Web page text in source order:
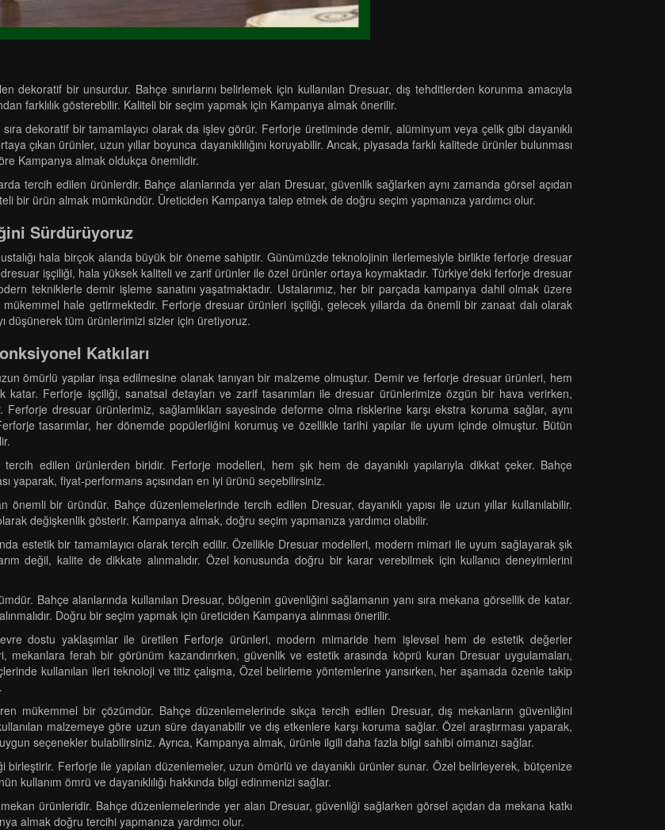
bir unsurdur. Bahçe sınırlarını belirlemek için kullanılan Dresuar, dış tehditlerden korunma amacıyla
farklılık gösterebilir. Kaliteli bir seçim yapmak için Kampanya almak önerilir.
dekoratif bir tamamlayıcı olarak da işlev görür. Ferforje üretiminde demir, alüminyum veya çelik gibi dayanıklı
çıkan ürünler, uzun yıllar boyunca dayanıklılığını koruyabilir. Ancak, piyasada farklı kalitede ürünler bulunması
Kampanya almak oldukça önemlidir.
tercih edilen ürünlerdir. Bahçe alanlarında yer alan Dresuar, güvenlik sağlarken aynı zamanda görsel açıdan
bir ürün almak mümkündür. Üreticiden Kampanya talep etmek de doğru seçim yapmanıza yardımcı olur.
Sürdürüyoruz
hala birçok alanda büyük bir öneme sahiptir. Günümüzde teknolojinin ilerlemesiyle birlikte ferforje dresuar
işçiliği, hala yüksek kaliteli ve zarif ürünler ile özel ürünler ortaya koymaktadır. Türkiye’deki ferforje dresuar
tekniklerle demir işleme sanatını yaşatmaktadır. Ustalarımız, her bir parçada kampanya dahil olmak üzere
hale getirmektedir. Ferforje dresuar ürünleri işçiliği, gelecek yıllarda da önemli bir zanaat dalı olarak
düşünerek tüm ürünlerimizi sizler için üretiyoruz.
Katkıları
ömürlü yapılar inşa edilmesine olanak tanıyan bir malzeme olmuştur. Demir ve ferforje dresuar ürünleri, hem
katar. Ferforje işçiliği, sanatsal detayları ve zarif tasarımları ile dresuar ürünlerimize özgün bir hava verirken,
Ferforje dresuar ürünlerimiz, sağlamlıkları sayesinde deforme olma risklerine karşı ekstra koruma sağlar, aynı
tasarımlar, her dönemde popülerliğini korumuş ve özellikle tarihi yapılar ile uyum içinde olmuştur. Bütün
edilen ürünlerden biridir. Ferforje modelleri, hem şık hem de dayanıklı yapılarıyla dikkat çeker. Bahçe
yaparak, fiyat-performans açısından en iyi ürünü seçebilirsiniz.
bir üründür. Bahçe düzenlemelerinde tercih edilen Dresuar, dayanıklı yapısı ile uzun yıllar kullanılabilir.
değişkenlik gösterir. Kampanya almak, doğru seçim yapmanıza yardımcı olabilir.
estetik bir tamamlayıcı olarak tercih edilir. Özellikle Dresuar modelleri, modern mimari ile uyum sağlayarak şık
değil, kalite de dikkate alınmalıdır. Özel konusunda doğru bir karar verebilmek için kullanıcı deneyimlerini
Bahçe alanlarında kullanılan Dresuar, bölgenin güvenliğini sağlamanın yanı sıra mekana görsellik de katar.
Doğru bir seçim yapmak için üreticiden Kampanya alınması önerilir.
dostu yaklaşımlar ile üretilen Ferforje ürünleri, modern mimaride hem işlevsel hem de estetik değerler
mekanlara ferah bir görünüm kazandırırken, güvenlik ve estetik arasında köprü kuran Dresuar uygulamaları,
kullanılan ileri teknoloji ve titiz çalışma, Özel belirleme yöntemlerine yansırken, her aşamada özenle takip
mükemmel bir çözümdür. Bahçe düzenlemelerinde sıkça tercih edilen Dresuar, dış mekanların güvenliğini
malzemeye göre uzun süre dayanabilir ve dış etkenlere karşı koruma sağlar. Özel araştırması yaparak,
seçenekler bulabilirsiniz. Ayrıca, Kampanya almak, ürünle ilgili daha fazla bilgi sahibi olmanızı sağlar.
Ferforje ile yapılan düzenlemeler, uzun ömürlü ve dayanıklı ürünler sunar. Özel belirleyerek, bütçenize
ömrü ve dayanıklılığı hakkında bilgi edinmenizi sağlar.
ürünleridir. Bahçe düzenlemelerinde yer alan Dresuar, güvenliği sağlarken görsel açıdan da mekana katkı
almak doğru tercihi yapmanıza yardımcı olur.